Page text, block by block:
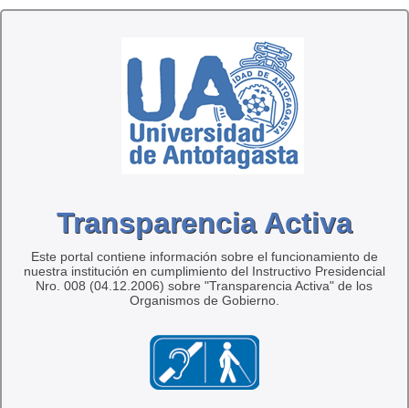
Transparencia Activa
Este portal contiene información sobre el funcionamiento de
nuestra institución en cumplimiento del Instructivo Presidencial
Nro. 008 (04.12.2006) sobre "Transparencia Activa" de los
Organismos de Gobierno.